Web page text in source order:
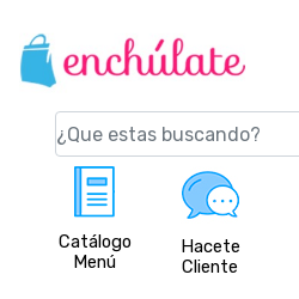
Catálogo
Menú
Hacete
Cliente